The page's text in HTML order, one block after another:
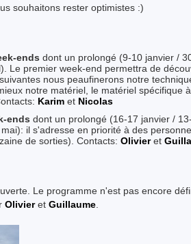
souhaitons rester optimistes :)
ends dont un prolongé (9-10 janvier /
Le premier week-end permettra de
nous peaufinerons notre
notre matériel, le matériel spécifique
Karim et Nicolas
ends dont un prolongé (16-17 janvier /
il s'adresse en priorité à des
de sorties). Contacts: Olivieret
Le programme n'est pas encore
Olivieret Guillaume